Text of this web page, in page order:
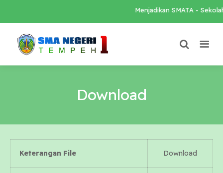
Menjadikan SMATA -
Download
Keterangan File Download